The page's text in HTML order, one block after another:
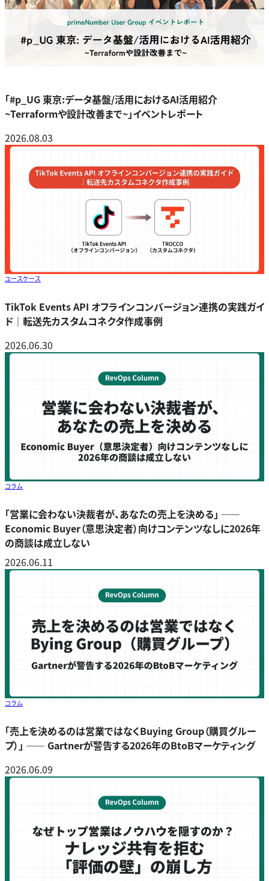
「#p_UG 東京:データ基盤/活用におけるAI活用紹介
~Terraformや設計改善まで~」イベントレポート
2026.08.03
ユースケース
TikTok Events API オフラインコンバージョン連携の実践ガイ
ド｜転送先カスタムコネクタ作成事例
2026.06.30
コラム
「営業に会わない決裁者が、あなたの売上を決める」 ――
Economic Buyer（意思決定者）向けコンテンツなしに2026年
の商談は成立しない
2026.06.11
コラム
「売上を決めるのは営業ではなくBuying Group（購買グルー
プ）」 ―― Gartnerが警告する2026年のBtoBマーケティング
2026.06.09